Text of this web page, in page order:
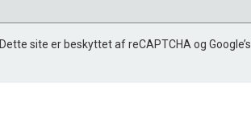
Dette site er beskyttet af reCAPTCHA og Google’s